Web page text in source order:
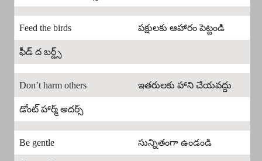
Feed the birds పక్షులకు ఆహారం పెట్టండి
ఫీడ్ ద బర్డ్స్
Don’t harm others ఇతరులకు హాని చేయవద్దు
డోంట్ హార్మ్ అదర్స్
Be gentle సున్నితంగా ఉండండి